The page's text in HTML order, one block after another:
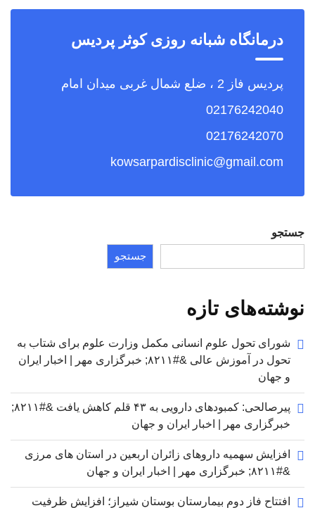
درمانگاه شبانه روزی کوثر پردیس
پردیس فاز 2 ، ضلع شمال غربی میدان امام
02176242040
02176242070
kowsarpardisclinic@gmail.com
جستجو
جستجو
نوشته‌های تازه
شورای تحول علوم انسانی مکمل وزارت علوم برای شتاب به
تحول در آموزش عالی &#۸۲۱۱; خبرگزاری مهر | اخبار ایران
و جهان
پیرصالحی: کمبودهای دارویی به ۴۳ قلم کاهش یافت &#۸۲۱۱;
خبرگزاری مهر | اخبار ایران و جهان
افزایش سهمیه داروهای زائران اربعین در استان های مرزی
&#۸۲۱۱; خبرگزاری مهر | اخبار ایران و جهان
افتتاح فاز دوم بیمارستان بوستان شیراز؛ افزایش ظرفیت